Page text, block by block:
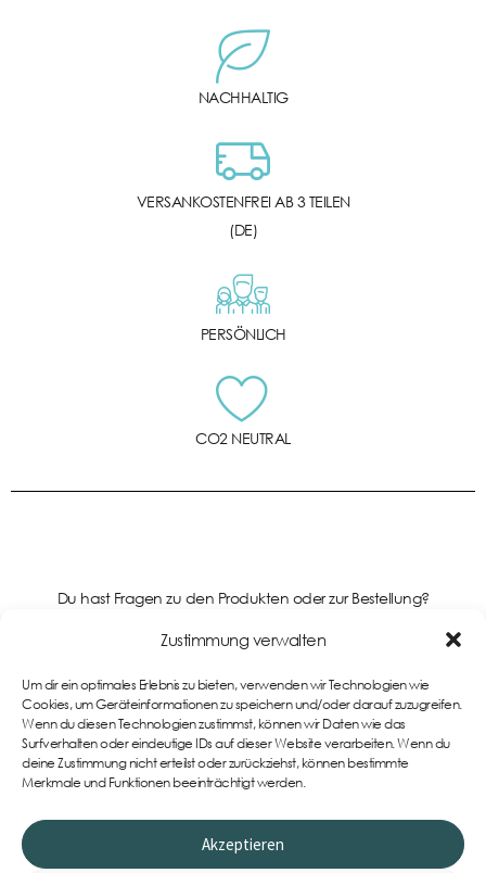
Zustimmung verwalten
Um dir ein optimales Erlebnis zu bieten, verwenden wir Technologien wie
Cookies, um Geräteinformationen zu speichern und/oder darauf zuzugreifen.
Wenn du diesen Technologien zustimmst, können wir Daten wie das
Surfverhalten oder eindeutige IDs auf dieser Website verarbeiten. Wenn du
deine Zustimmung nicht erteilst oder zurückziehst, können bestimmte
Merkmale und Funktionen beeinträchtigt werden.
Akzeptieren
NACHHALTIG
VERSANKOSTENFREI AB 3 TEILEN
(DE)
PERSÖNLICH
CO2 NEUTRAL
Du hast Fragen zu den Produkten oder zur Bestellung?
Support